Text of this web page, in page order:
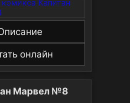
онлайн
Марвел №8